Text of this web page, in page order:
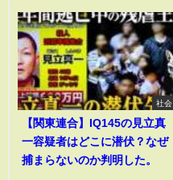
社会
【関東連合】IQ145の見立真
一容疑者はどこに潜伏？なぜ
捕まらないのか判明した。